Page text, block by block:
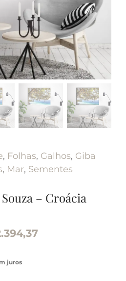
, Folhas, Galhos, Giba
, Mar, Sementes
– Croácia
juros